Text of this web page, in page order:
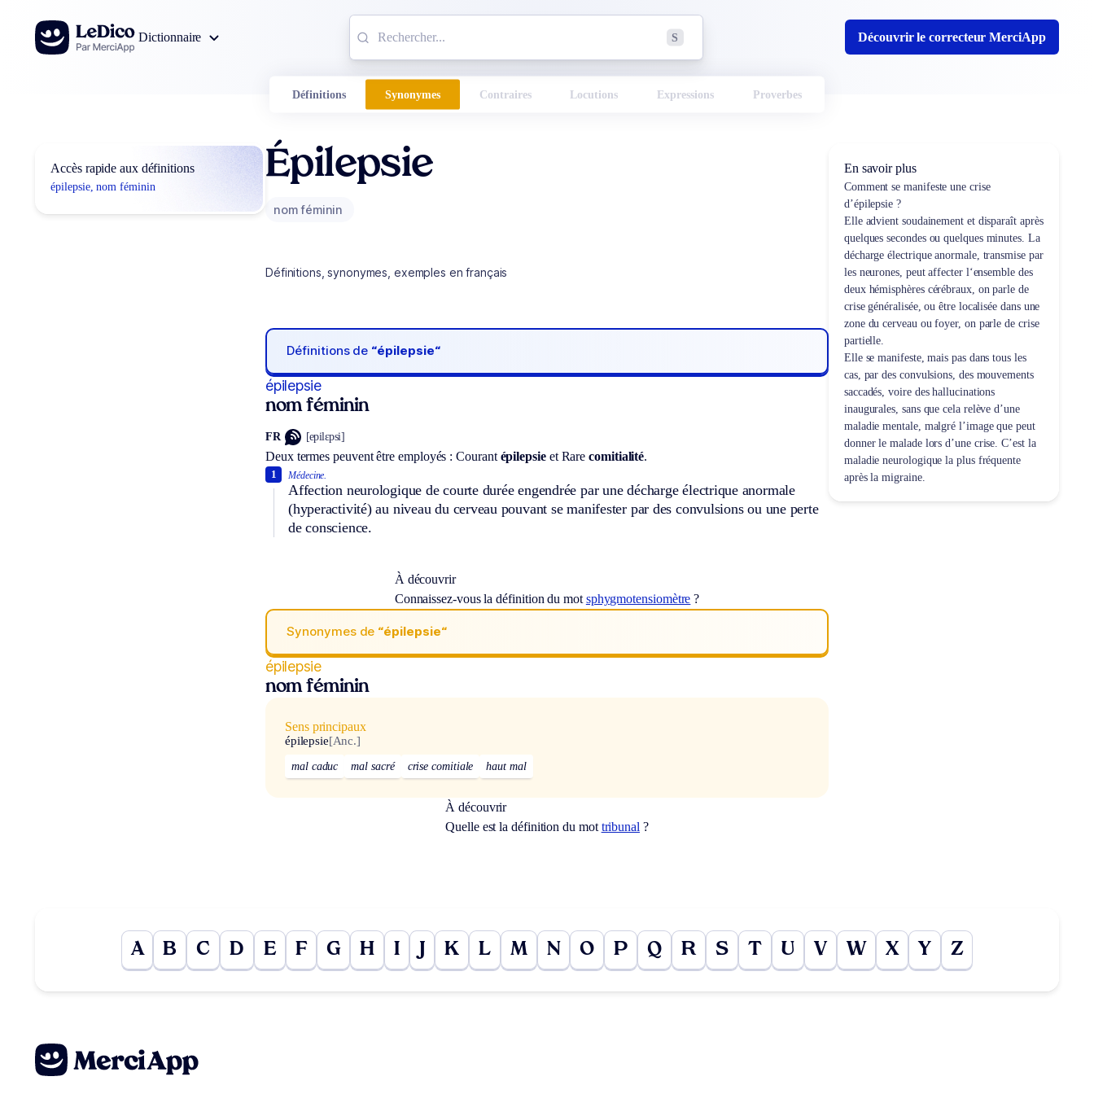
Aller au contenu
Dictionnaire
S Découvrir le correcteur MerciApp
Définitions Synonymes Contraires Locutions Expressions Proverbes
Accès rapide aux définitions
épilepsie, nom féminin
Épilepsie
nom féminin
Définitions, synonymes, exemples en français
Définitions de “épilepsie“
épilepsie
nom féminin
FR [epilɛpsi]
Deux termes peuvent être employés :Courant épilepsieet Rare comitialité.
Médecine.
Affection neurologique de courte durée engendrée par une décharge électrique anormale
(hyperactivité) au niveau du cerveau pouvant se manifester par des convulsions ou une perte
de conscience.
1
À découvrir
Connaissez-vous la définition du mot sphygmotensiomètre ?
Synonymes de “épilepsie“
épilepsie
nom féminin
Sens principaux
épilepsie[Anc.]
mal caduc mal sacré crise comitiale haut mal
À découvrir
Quelle est la définition du mot tribunal ?
En savoir plus
Comment se manifeste une crise
d’épilepsie ?
Elle advient soudainement et disparaît après
quelques secondes ou quelques minutes. La
décharge électrique anormale, transmise par
les neurones, peut affecter l‘ensemble des
deux hémisphères cérébraux, on parle de
crise généralisée, ou être localisée dans une
zone du cerveau ou foyer, on parle de crise
partielle.
Elle se manifeste, mais pas dans tous les
cas, par des convulsions, des mouvements
saccadés, voire des hallucinations
inaugurales, sans que cela relève d’une
maladie mentale, malgré l’image que peut
donner le malade lors d’une crise. C’est la
maladie neurologique la plus fréquente
après la migraine.
A B C D E F G H I J K L M N O P Q R S T U V W X Y Z